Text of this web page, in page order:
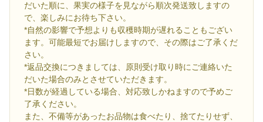
だいた順に、果実の様子を見ながら順次発送致しますの
で、楽しみにお待ち下さい。
*自然の影響で予想よりも収穫時期が遅れることもござい
ます。可能最短でお届けしますので、その際はご了承くだ
さい。
*返品交換につきましては、原則受け取り時にご連絡いた
だいた場合のみとさせていただきます。
*日数が経過している場合、対応致しかねますので予めご
了承ください。
また、不備等があったお品物は食べたり、捨てたりせず、